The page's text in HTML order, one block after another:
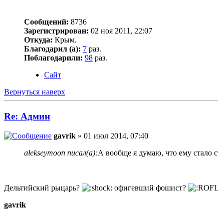
Сообщений: 8736
Зарегистрирован: 02 ноя 2011, 22:07
Откуда: Крым.
Благодарил (а): 7 раз.
Поблагодарили: 98 раз.
Сайт
Вернуться наверх
Re: Админ
gavrik » 01 июл 2014, 07:40
alekseymoon писал(а):А вообще я думаю, что ему стало
Дельтийский рыцарь? офигевший фошист?
gavrik